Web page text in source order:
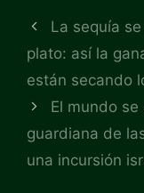
La sequía
plato: así la
están secando
El mundo
guardiana de
una incursión